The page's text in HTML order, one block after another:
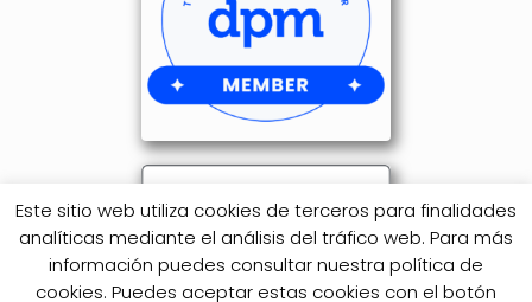
Este sitio web utiliza cookies de terceros para finalidades
analíticas mediante el análisis del tráfico web. Para más
información puedes consultar nuestra política de
cookies. Puedes aceptar estas cookies con el botón